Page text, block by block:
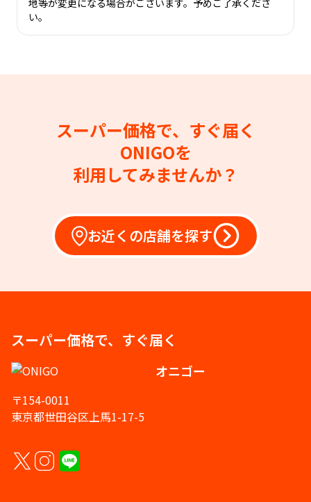
地等が変更になる場合がございます。予めご了承くださ
い。
スーパー価格で、すぐ届く
ONIGOを
利用してみませんか？
お近くの店舗を探す
スーパー価格で、すぐ届く
オニゴー
〒154-0011
東京都世田谷区上馬1-17-5